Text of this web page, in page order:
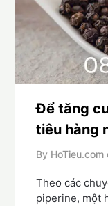
Để tăng
tiêu hàng
By HoTieu.com
Theo các
piperine, một